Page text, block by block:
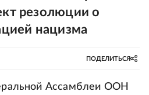
резолюции о
нацизма
ПОДЕЛИТЬСЯ
Ассамблеи ООН